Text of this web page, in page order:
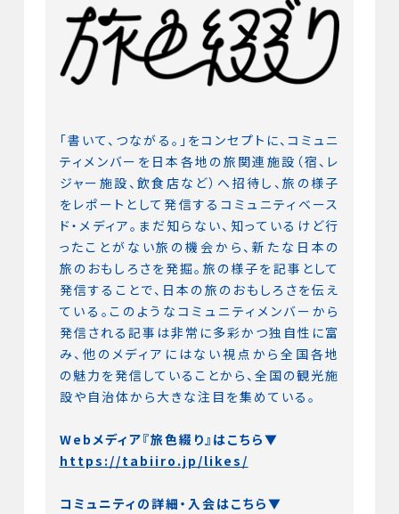
「書いて、つながる。」をコンセプトに、コミュニ
ティメンバーを日本各地の旅関連施設（宿、レ
ジャー施設、飲食店など）へ招待し、旅の様子
をレポートとして発信するコミュニティベース
ド・メディア。まだ知らない、知っているけど行
ったことがない旅の機会から、新たな日本の
旅のおもしろさを発掘。旅の様子を記事として
発信することで、日本の旅のおもしろさを伝え
ている。このようなコミュニティメンバーから
発信される記事は非常に多彩かつ独自性に富
み、他のメディアにはない視点から全国各地
の魅力を発信していることから、全国の観光施
設や自治体から大きな注目を集めている。
Webメディア『旅色綴り』はこちら▼
https://tabiiro.jp/likes/
コミュニティの詳細・入会はこちら▼